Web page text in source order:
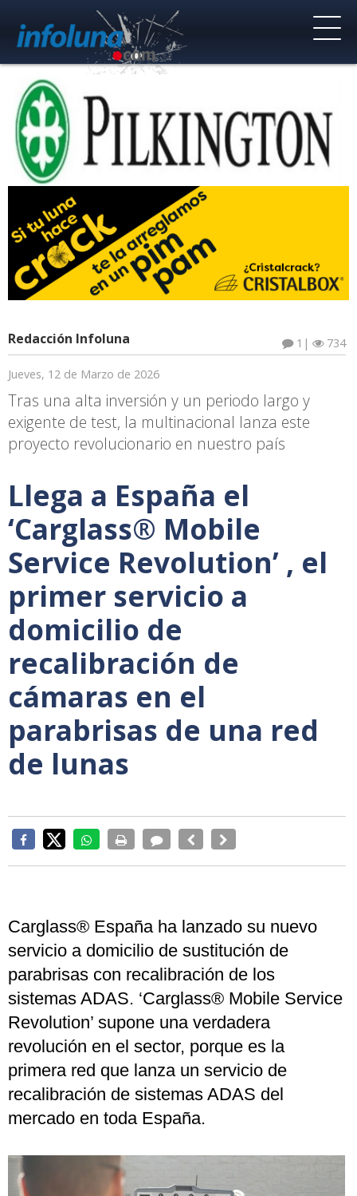
Redacción Infoluna | 734
1
Jueves, 12 de Marzo de 2026
Tras una alta inversión y un periodo largo y
exigente de test, la multinacional lanza este
proyecto revolucionario en nuestro país
Llega a España el
‘Carglass® Mobile
Service Revolution’ , el
primer servicio a
domicilio de
recalibración de
cámaras en el
parabrisas de una red
de lunas
Carglass® España ha lanzado su nuevo
servicio a domicilio de sustitución de
parabrisas con recalibración de los
sistemas ADAS. ‘Carglass® Mobile Service
Revolution’ supone una verdadera
revolución en el sector, porque es la
primera red que lanza un servicio de
recalibración de sistemas ADAS del
mercado en toda España.